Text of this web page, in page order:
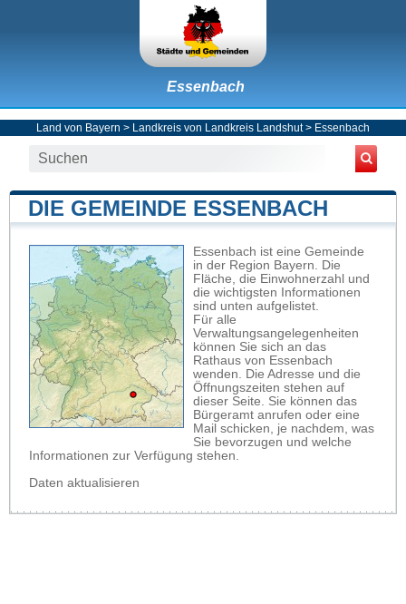
Essenbach
Land von Bayern > Landkreis von Landkreis Landshut> Essenbach
DIE GEMEINDE ESSENBACH
Essenbach ist eine Gemeinde
in der Region Bayern. Die
Fläche, die Einwohnerzahl und
die wichtigsten Informationen
sind unten aufgelistet.
Für alle
Verwaltungsangelegenheiten
können Sie sich an das
Rathaus von Essenbach
wenden. Die Adresse und die
Öffnungszeiten stehen auf
dieser Seite. Sie können das
Bürgeramt anrufen oder eine
Mail schicken, je nachdem, was
Sie bevorzugen und welche
Informationen zur Verfügung stehen.
Daten aktualisieren